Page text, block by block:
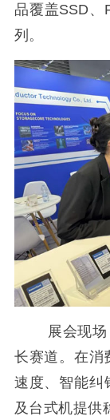
品覆盖SSD、
列。
展会现场，
长赛道。在消
速度、智能纠
及台式机提供